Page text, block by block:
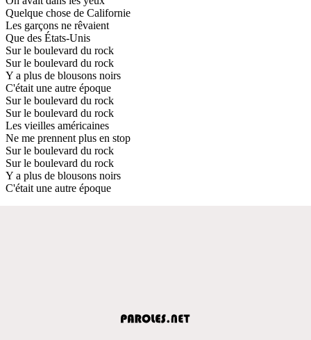
Quelque chose de Californie
Les garçons ne rêvaient
Que des États-Unis
Sur le boulevard du rock
Sur le boulevard du rock
Y a plus de blousons noirs
C'était une autre époque
Sur le boulevard du rock
Sur le boulevard du rock
Les vieilles américaines
Ne me prennent plus en stop
Sur le boulevard du rock
Sur le boulevard du rock
Y a plus de blousons noirs
C'était une autre époque